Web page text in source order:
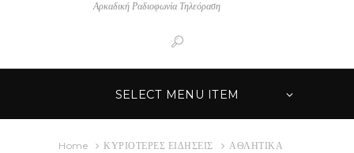
Αρκαδική Ραδιοφωνία Τηλεόραση
SELECT MENU ITEM
Home ΚΥΡΙΟΤΕΡΕΣ ΕΙΔΗΣΕΙΣ
ΑΘΛΗΤΙΚΑ